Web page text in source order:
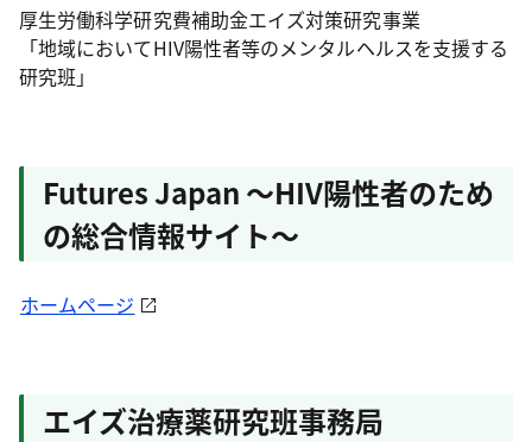
厚生労働科学研究費補助金エイズ対策研究事業
「地域においてHIV陽性者等のメンタルヘルスを支援する
研究班」
Futures Japan ～HIV陽性者のため
の総合情報サイト～
ホームページ
エイズ治療薬研究班事務局